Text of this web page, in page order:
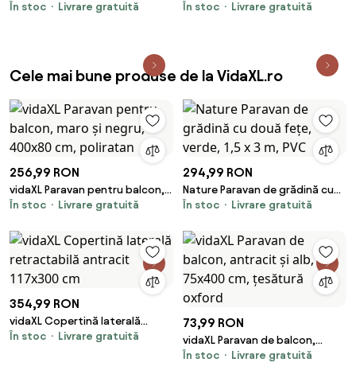
pentru grădină Floral Negru 50 x
În stoc Livrare gratuită
pentru grădină Floral Antracit
În stoc Livrare gratuită
Cele mai bune produse de la VidaXL.ro
256,99 RON
vidaXL Paravan pentru balcon,
maro și negru, 400x80 cm,
În stoc Livrare gratuită
294,99 RON
Nature Paravan de grădină cu
două fețe, verde, 1,5 x 3 m, PVC
În stoc Livrare gratuită
354,99 RON
vidaXL Copertină laterală
retractabilă antracit 117x300
În stoc Livrare gratuită
73,99 RON
vidaXL Paravan de balcon,
antracit și alb, 75x400 cm,
În stoc Livrare gratuită